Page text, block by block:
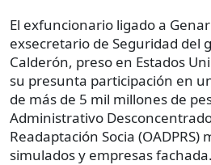
El exfuncionario ligado a
exsecretario de Seguridad del
Calderón, preso en Estados
su presunta participación en
de más de 5 mil millones de
Administrativo
Readaptación Socia
simulados y empresas fachada.